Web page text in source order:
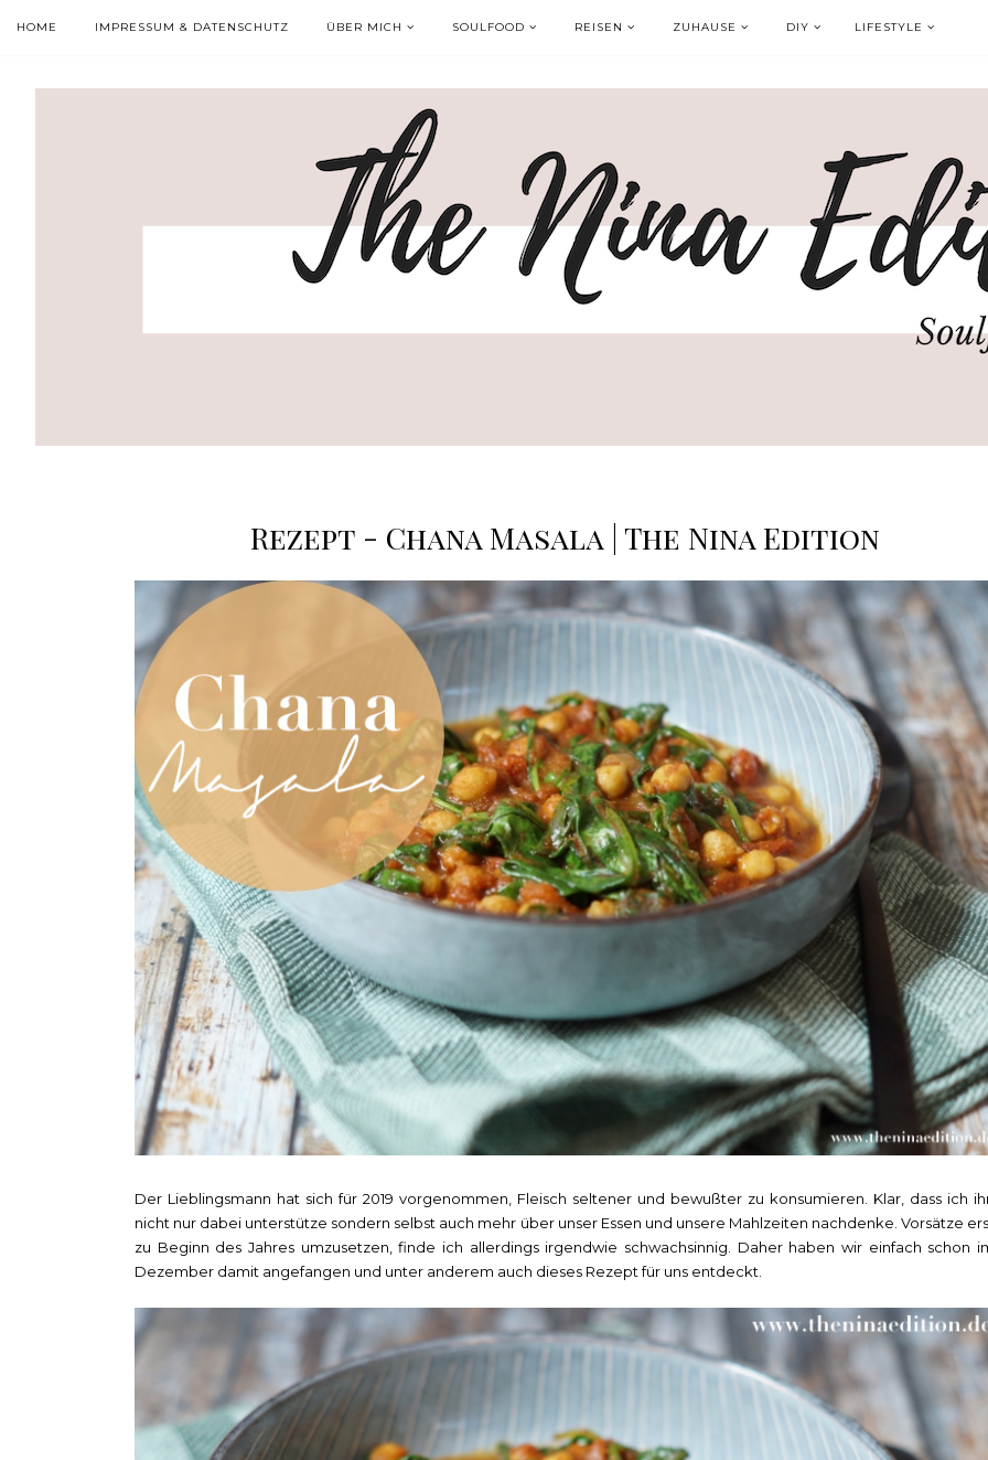
HOME IMPRESSUM & DATENSCHUTZ ÜBER MICH SOULFOOD REISEN ZUHAUSE DIY LIFESTYLE
Rezept - Chana Masala | The Nina Edition
Der Lieblingsmann hat sich für 2019 vorgenommen, Fleisch seltener und bewußter zu konsumieren. Klar, dass ich
nicht nur dabei unterstütze sondern selbst auch mehr über unser Essen und unsere Mahlzeiten nachdenke. Vorsätze
zu Beginn des Jahres umzusetzen, finde ich allerdings irgendwie schwachsinnig. Daher haben wir einfach schon
Dezember damit angefangen und unter anderem auch dieses Rezept für uns entdeckt.